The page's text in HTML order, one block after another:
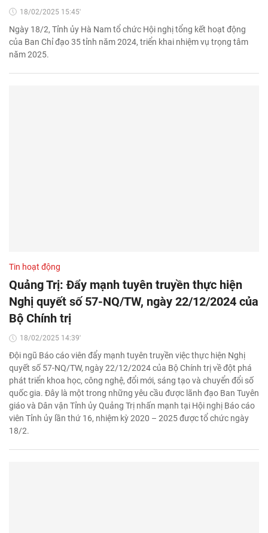
18/02/2025 15:45'
Ngày 18/2, Tỉnh ủy Hà Nam tổ chức Hội nghị tổng kết hoạt động
của Ban Chỉ đạo 35 tỉnh năm 2024, triển khai nhiệm vụ trọng tâm
năm 2025.
Tin hoạt động
Quảng Trị: Đẩy mạnh tuyên truyền thực hiện
Nghị quyết số 57-NQ/TW, ngày 22/12/2024 của
Bộ Chính trị
18/02/2025 14:39'
Đội ngũ Báo cáo viên đẩy mạnh tuyên truyền việc thực hiện Nghị
quyết số 57-NQ/TW, ngày 22/12/2024 của Bộ Chính trị về đột phá
phát triển khoa học, công nghệ, đổi mới, sáng tạo và chuyển đổi số
quốc gia. Đây là một trong những yêu cầu được lãnh đạo Ban Tuyên
giáo và Dân vận Tỉnh ủy Quảng Trị nhấn mạnh tại Hội nghị Báo cáo
viên Tỉnh ủy lần thứ 16, nhiệm kỳ 2020 – 2025 được tổ chức ngày
18/2.